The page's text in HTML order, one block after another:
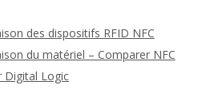
des dispositifs RFID NFC
du matériel – Comparer NFC
Digital Logic